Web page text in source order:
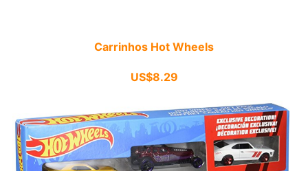
Carrinhos Hot Wheels
US$8.29